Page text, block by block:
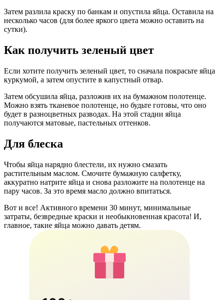
Затем разлила краску по банкам и опустила яйца. Оставила на
несколько часов (для более яркого цвета можно оставить на
сутки).
Как получить зеленый цвет
Если хотите получить зеленый цвет, то сначала покрасьте яйца
куркумой, а затем опустите в капустный отвар.
Затем обсушила яйца, разложив их на бумажном полотенце.
Можно взять тканевое полотенце, но будьте готовы, что оно
будет в разноцветных разводах. На этой стадии яйца
получаются матовые, пастельных оттенков.
Для блеска
Чтобы яйца нарядно блестели, их нужно смазать
растительным маслом. Смочите бумажную салфетку,
аккуратно натрите яйца и снова разложите на полотенце на
пару часов. За это время масло должно впитаться.
Вот и все! Активного времени 30 минут, минимальные
затраты, безвредные краски и необыкновенная красота! И,
главное, такие яйца можно давать детям.